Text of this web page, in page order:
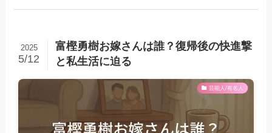
富樫勇樹お嫁さんは誰？復帰後の快進撃
と私生活に迫る
2025
5/12
芸能人/有名人